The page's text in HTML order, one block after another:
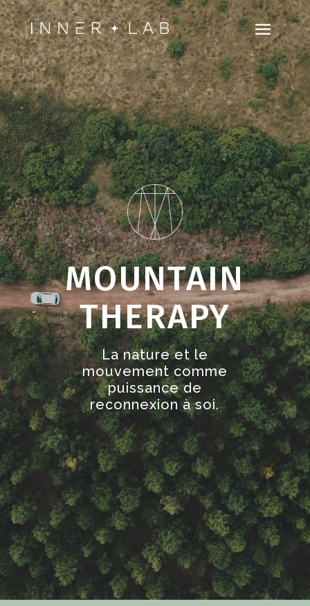
Lecteur
vidéo
MOUNTAIN
THERAPY
La nature et le
mouvement comme
puissance de
reconnexion à soi.